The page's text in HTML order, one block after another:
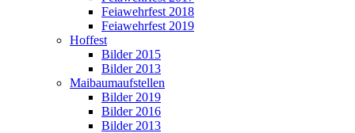
Feiawehrfest 2018
Feiawehrfest 2019
Hoffest
Bilder 2015
Bilder 2013
Maibaumaufstellen
Bilder 2019
Bilder 2016
Bilder 2013